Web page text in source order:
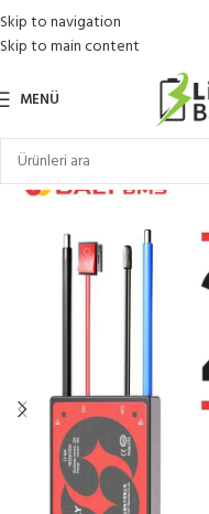
Skip to navigation
Skip to main content
MENÜ